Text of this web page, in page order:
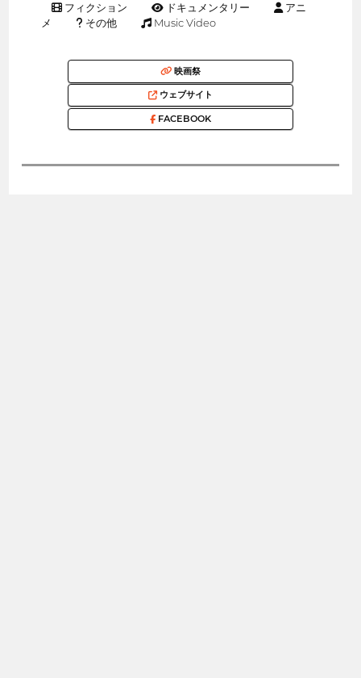
フィクション ドキュメンタリー
アニ
メ
その他 Music Video
映画祭
ウェブサイト
FACEBOOK